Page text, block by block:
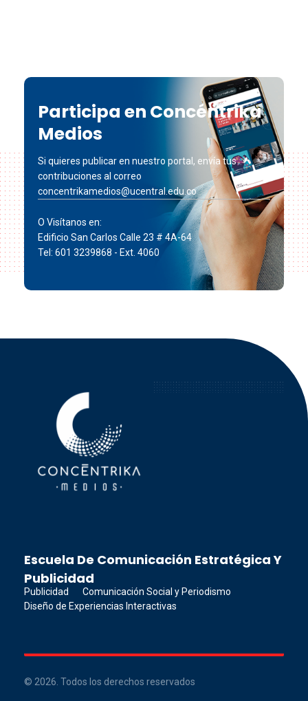
Participa en Concéntrika
Medios
Si quieres publicar en nuestro portal, envía tus
contribuciones al correo
concentrikamedios@ucentral.edu.co
O Visítanos en:
Edificio San Carlos Calle 23 # 4A-64
Tel: 601 3239868 - Ext. 4060
Escuela De Comunicación Estratégica Y
Publicidad
Publicidad
Comunicación Social y Periodismo
Diseño de Experiencias Interactivas
© 2026. Todos los derechos reservados